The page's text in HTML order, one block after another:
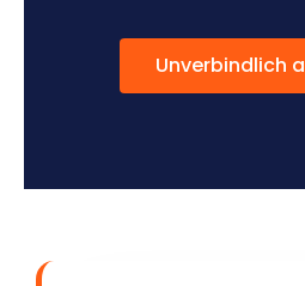
Unverbindlich